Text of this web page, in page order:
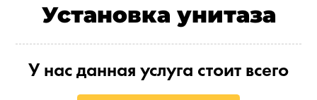
Установка унитаза
У нас данная услуга стоит всего